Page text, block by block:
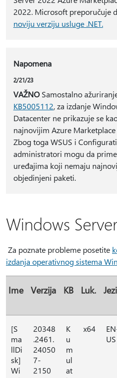
2022. Microsoft preporučuje
noviju verziju usluge .NET.
Napomena
2/21/23
VAŽNOSamostalno
KB5005112, za izdanje
Datacenter ne prikazuje se
najnovijim Azure
Zbog toga WSUS i
administratori mogu da
uređajima koji nemaju
objedinjeni paketi.
Windows
Za poznate probleme posetite
izdanja operativnog sistema
Ime Verzija KB Luk.
[S
ma
llDi
sk]
Wi
20348
.2461.
24050
7-
2150
K
u
m
ul
at
x64
US